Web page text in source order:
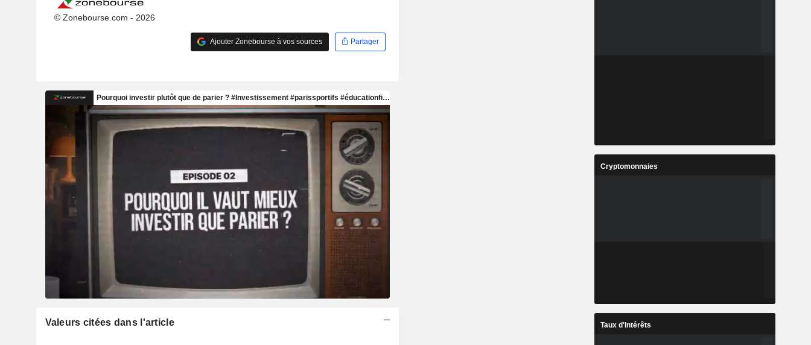
© Zonebourse.com - 2026
Ajouter Zonebourse à vos sources Partager
Valeurs citées dans l'article
Cryptomonnaies
Taux d'Intérêts